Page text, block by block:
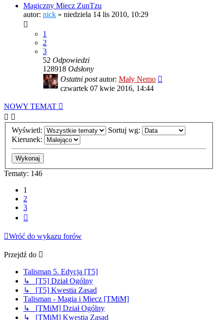
Magiczny Miecz ZunTzu
autor: nick » niedziela 14 lis 2010, 10:29
1
2
3
52 Odpowiedzi
128918 Odsłony
Ostatni postautor: Mały Nemo
czwartek 07 kwie 2016, 14:44
NOWY TEMAT
Wyświetl:
Sortuj wg:
Kierunek:
Tematy: 146
1
2
3
Wróć do wykazu forów
Przejdź do
Talisman 5. Edycja [T5]
↳ [T5] Dział Ogólny
↳ [T5] Kwestia Zasad
Talisman - Magia i Miecz [TMiM]
↳ [TMiM] Dział Ogólny
↳ [TMiM] Kwestia Zasad